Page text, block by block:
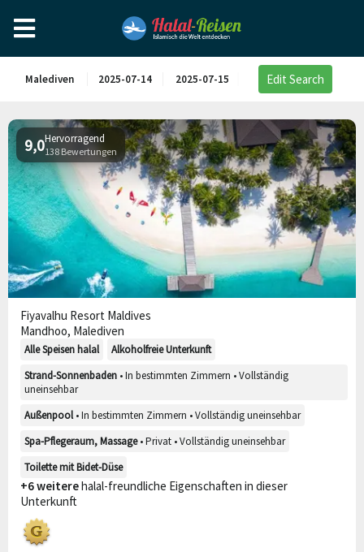
Malediven 2025-07-14 2025-07-15 Edit Search
Hervorragend
138 Bewertungen
9,0
Fiyavalhu Resort Maldives
Mandhoo, Malediven
Alle Speisen halal
Alkoholfreie Unterkunft
Strand-Sonnenbaden • In bestimmten Zimmern • Vollständig
uneinsehbar
Außenpool• In bestimmten Zimmern • Vollständig uneinsehbar
Spa-Pflegeraum, Massage• Privat • Vollständig uneinsehbar
Toilette mit Bidet-Düse
+6 weiterehalal-freundliche Eigenschaften in dieser
Unterkunft